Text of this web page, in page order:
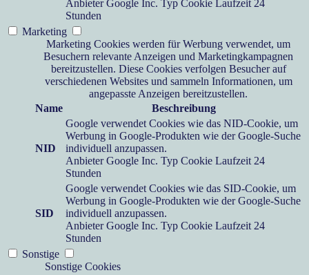
Anbieter Google Inc. Typ Cookie Laufzeit 24
Stunden
Marketing
Marketing Cookies werden für Werbung verwendet, um
Besuchern relevante Anzeigen und Marketingkampagnen
bereitzustellen. Diese Cookies verfolgen Besucher auf
verschiedenen Websites und sammeln Informationen, um
angepasste Anzeigen bereitzustellen.
Name
Beschreibung
NID
Google verwendet Cookies wie das NID-Cookie, um
Werbung in Google-Produkten wie der Google-Suche
individuell anzupassen.
Anbieter Google Inc. Typ Cookie Laufzeit 24
Stunden
SID
Google verwendet Cookies wie das SID-Cookie, um
Werbung in Google-Produkten wie der Google-Suche
individuell anzupassen.
Anbieter Google Inc. Typ Cookie Laufzeit 24
Stunden
Sonstige
Sonstige Cookies